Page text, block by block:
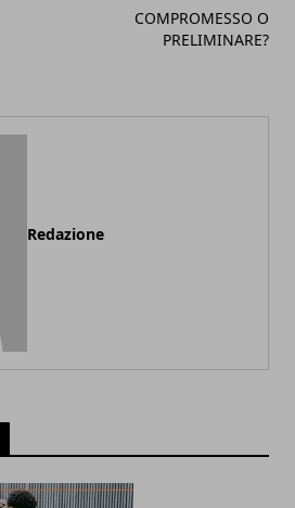
COMPROMESSO O
PRELIMINARE?
Redazione